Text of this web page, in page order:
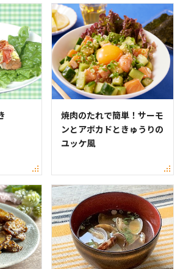
焼肉のたれで簡単！サーモ
ンとアボカドときゅうりの
ユッケ風